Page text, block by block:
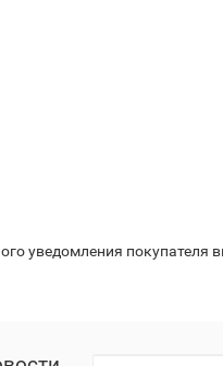
уведомления